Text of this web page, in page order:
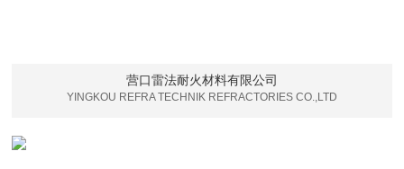
营口雷法耐火材料有限公司
YINGKOU REFRA TECHNIK REFRACTORIES CO.,LTD